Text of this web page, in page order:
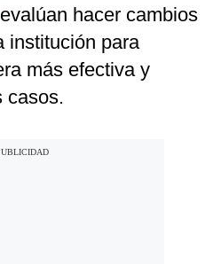
hacer cambios
institución para
más efectiva y
casos.